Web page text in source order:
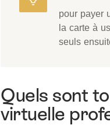
pour payer
la carte à
seuls
Quels sont
virtuelle